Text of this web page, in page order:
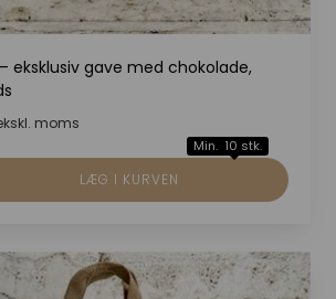
eksklusiv gave med chokolade,
moms
Min. 10 stk.